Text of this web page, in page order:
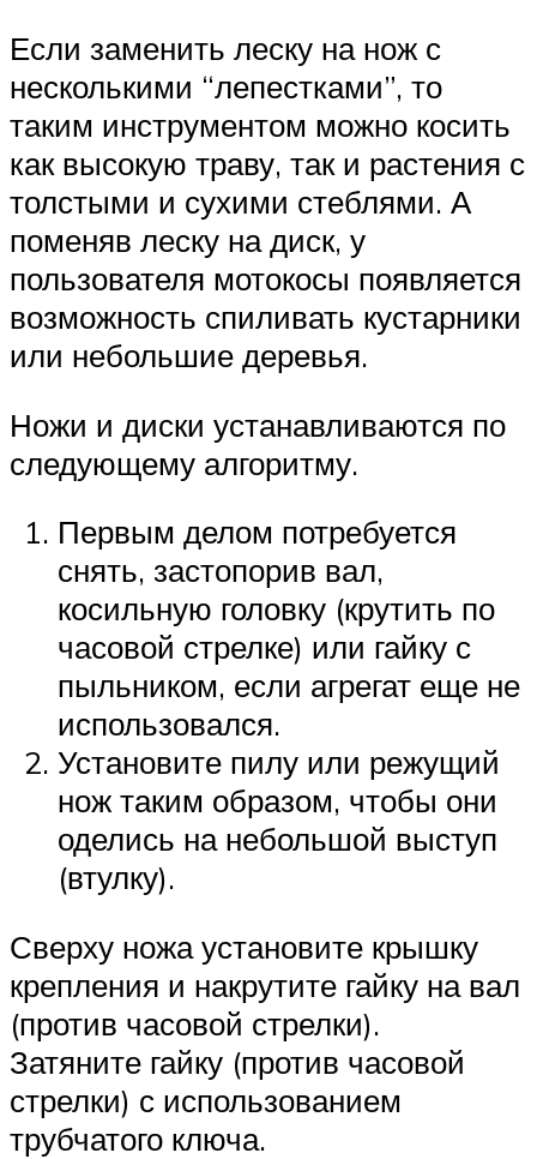
Если заменить леску на нож с
несколькими “лепестками”, то
таким инструментом можно косить
как высокую траву, так и растения с
толстыми и сухими стеблями. А
поменяв леску на диск, у
пользователя мотокосы появляется
возможность спиливать кустарники
или небольшие деревья.
Ножи и диски устанавливаются по
следующему алгоритму.
Первым делом потребуется
снять, застопорив вал,
косильную головку (крутить по
часовой стрелке) или гайку с
пыльником, если агрегат еще не
использовался.
Установите пилу или режущий
нож таким образом, чтобы они
оделись на небольшой выступ
(втулку).
Сверху ножа установите крышку
крепления и накрутите гайку на вал
(против часовой стрелки).
Затяните гайку (против часовой
стрелки) с использованием
трубчатого ключа.